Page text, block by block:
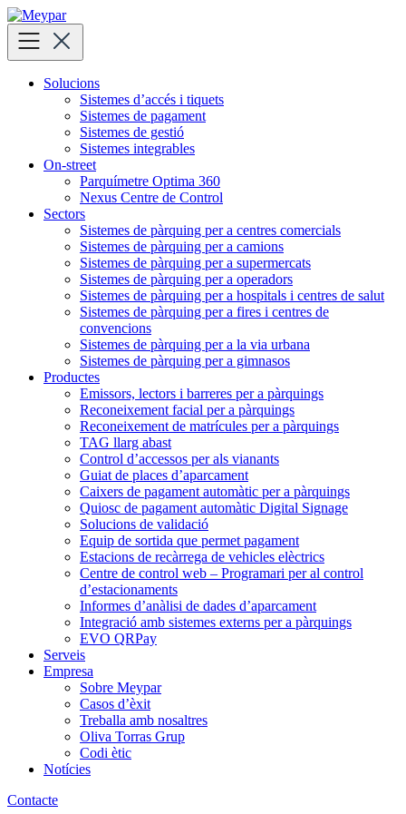
Skip
to
content
Solucions
Sistemes d’accés i tiquets
Sistemes de pagament
Sistemes de gestió
Sistemes integrables
On-street
Parquímetre Optima 360
Nexus Centre de Control
Sectors
Sistemes de pàrquing per a centres comercials
Sistemes de pàrquing per a camions
Sistemes de pàrquing per a supermercats
Sistemes de pàrquing per a operadors
Sistemes de pàrquing per a hospitals i centres de salut
Sistemes de pàrquing per a fires i centres de
convencions
Sistemes de pàrquing per a la via urbana
Sistemes de pàrquing per a gimnasos
Productes
Emissors, lectors i barreres per a pàrquings
Reconeixement facial per a pàrquings
Reconeixement de matrícules per a pàrquings
TAG llarg abast
Control d’accessos per als vianants
Guiat de places d’aparcament
Caixers de pagament automàtic per a pàrquings
Quiosc de pagament automàtic Digital Signage
Solucions de validació
Equip de sortida que permet pagament
Estacions de recàrrega de vehicles elèctrics
Centre de control web – Programari per al control
d’estacionaments
Informes d’anàlisi de dades d’aparcament
Integració amb sistemes externs per a pàrquings
EVO QRPay
Serveis
Empresa
Sobre Meypar
Casos d’èxit
Treballa amb nosaltres
Oliva Torras Grup
Codi ètic
Notícies
Contacte